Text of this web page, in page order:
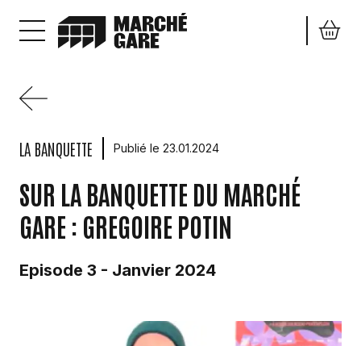
LA BANQUETTE Publié le 23.01.2024
SUR LA BANQUETTE DU MARCHÉ
GARE : GREGOIRE POTIN
Episode 3 - Janvier 2024